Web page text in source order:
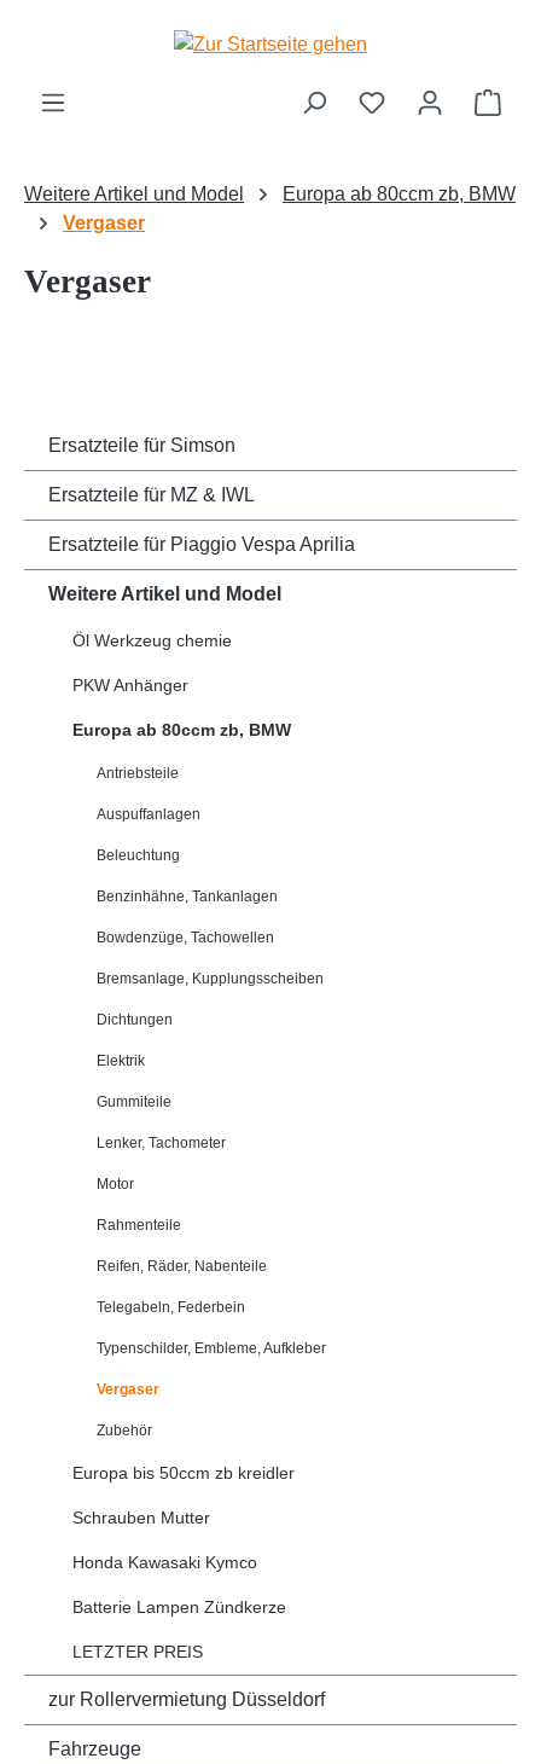
Zum Hauptinhalt springen
Weitere Artikel und Model
Europa ab 80ccm zb, BMW
Vergaser
Vergaser
Ersatzteile für Simson
Ersatzteile für MZ & IWL
Ersatzteile für Piaggio Vespa Aprilia
Weitere Artikel und Model
Öl Werkzeug chemie
PKW Anhänger
Europa ab 80ccm zb, BMW
Antriebsteile
Auspuffanlagen
Beleuchtung
Benzinhähne, Tankanlagen
Bowdenzüge, Tachowellen
Bremsanlage, Kupplungsscheiben
Dichtungen
Elektrik
Gummiteile
Lenker, Tachometer
Motor
Rahmenteile
Reifen, Räder, Nabenteile
Telegabeln, Federbein
Typenschilder, Embleme, Aufkleber
Vergaser
Zubehör
Europa bis 50ccm zb kreidler
Schrauben Mutter
Honda Kawasaki Kymco
Batterie Lampen Zündkerze
LETZTER PREIS
zur Rollervermietung Düsseldorf
Fahrzeuge